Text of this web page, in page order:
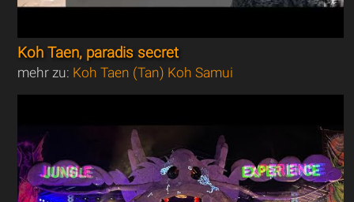
Koh Taen, paradis secret
mehr zu: Koh Taen (Tan) Koh Samui